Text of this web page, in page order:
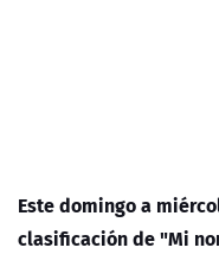
Este domingo a
clasificación de "Mi